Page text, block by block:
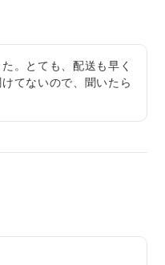
。とても、配送も早く
てないので、聞いたら